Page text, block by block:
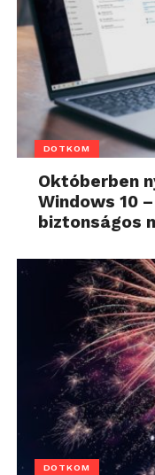
DOTKOM
Októberben
Windows 10
biztonságos
DOTKOM